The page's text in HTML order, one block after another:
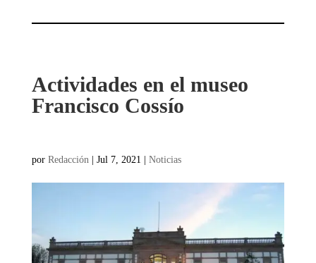
Actividades en el museo
Francisco Cossío
por Redacción | Jul 7, 2021 | Noticias